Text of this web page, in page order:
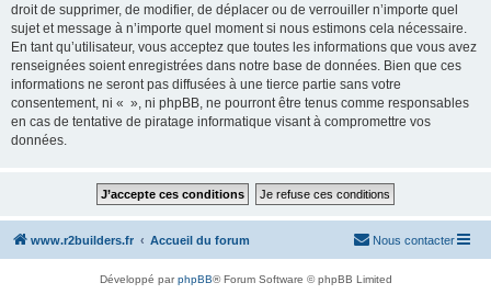
droit de supprimer, de modifier, de déplacer ou de verrouiller n’importe quel
sujet et message à n’importe quel moment si nous estimons cela nécessaire.
En tant qu’utilisateur, vous acceptez que toutes les informations que vous avez
renseignées soient enregistrées dans notre base de données. Bien que ces
informations ne seront pas diffusées à une tierce partie sans votre
consentement, ni « », ni phpBB, ne pourront être tenus comme responsables
en cas de tentative de piratage informatique visant à compromettre vos
données.
www.r2builders.fr Accueil du forum Nous contacter
Développé parphpBB® Forum Software © phpBB Limited